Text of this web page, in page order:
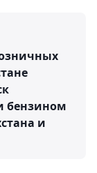
бензином
и